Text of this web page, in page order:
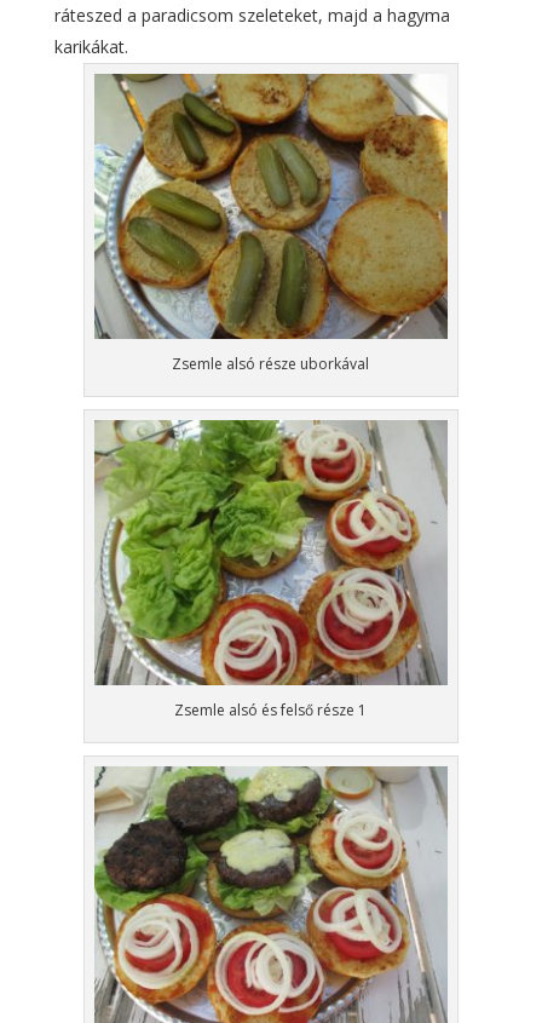
ráteszed a paradicsom szeleteket, majd a hagyma
karikákat.
Zsemle alsó része uborkával
Zsemle alsó és felső része 1